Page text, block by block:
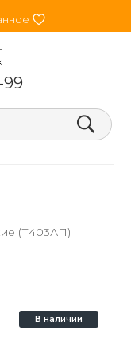
heart
99
search
(Т403АП)
В наличии